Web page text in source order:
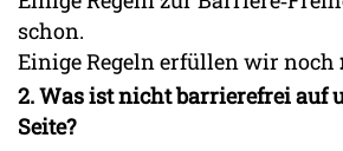
schon.
Einige Regeln erfüllen wir noch
2. Was ist nicht barrierefrei auf
Seite?